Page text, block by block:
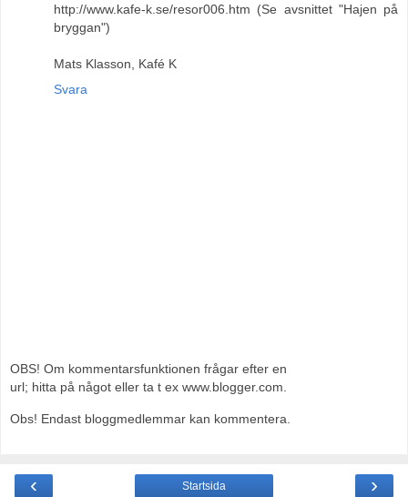
http://www.kafe-k.se/resor006.htm (Se avsnittet "Hajen på
bryggan")
Mats Klasson, Kafé K
Svara
OBS! Om kommentarsfunktionen frågar efter en
url; hitta på något eller ta t ex www.blogger.com.
Obs! Endast bloggmedlemmar kan kommentera.
‹ ›
Startsida